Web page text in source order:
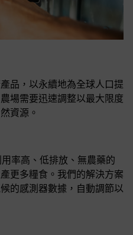
品，以永續地為全球人口提
場需要迅速調整以最大限度
資源。
率高、低排放、無農藥的
更多糧食。我們的解決方案
的感測器數據，自動調節以